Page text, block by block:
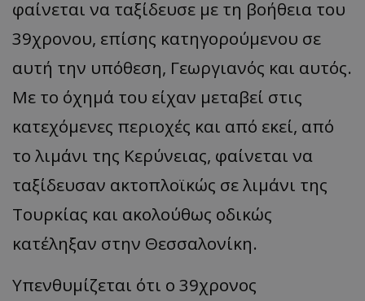
φαίνεται να ταξίδευσε με τη βοήθεια του
39χρονου, επίσης κατηγορούμενου σε
αυτή την υπόθεση, Γεωργιανός και αυτός.
Με το όχημά του είχαν μεταβεί στις
κατεχόμενες περιοχές και από εκεί, από
το λιμάνι της Κερύνειας, φαίνεται να
ταξίδευσαν ακτοπλοϊκώς σε λιμάνι της
Τουρκίας και ακολούθως οδικώς
κατέληξαν στην Θεσσαλονίκη.
Υπενθυμίζεται ότι ο 39χρονος